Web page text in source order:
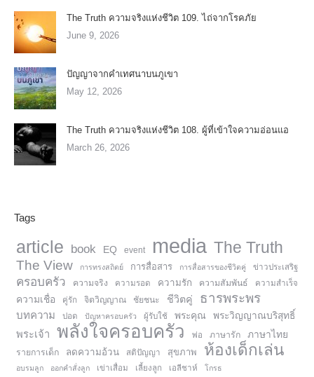
The Truth ความจริงแห่งชีวิต 109. ไถ่จากโรคภัย
June 9, 2026
ปัญญาจากคำเทศนาบนภูเขา
May 12, 2026
The Truth ความจริงแห่งชีวิต 108. ผู้ที่เข้าใจความอ่อนแอ
March 26, 2026
Tags
article book EQ event media The Truth
The View การทรงสถิตย์ การสื่อสาร การสื่อสารของชีวิตคู่ ข่าวประเสริฐ
ครอบครัว ความจริง ความรอด ความรัก ความสัมพันธ์ ความสำเร็จ
ความเชื่อ คู่รัก จิตวิญญาณ ชัยชนะ ชีวิตคู่ ธารพระพร
บทความ ปอด ปัญหาครอบครัว ผู้รับใช้ พระคุณ
พระวิญญาณบริสุทธิ์
พระเจ้า
พลังใจครอบครัว พ่อ ภาษารัก ภาษาไทย
รายการเด็ก ลดความอ้วน สติปัญญา สุขภาพ ห้องเด็กเล่น
อบรมลูก ออกคำสั่งลูก เข่าเสื่อม เลี้ยงลูก เอลีชาห์ โกรธ